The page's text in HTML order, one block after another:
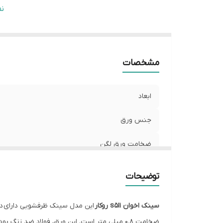
مشخصات
ابعاد
جنس ورق
ضخامت ورق لگن
توضیحات
سینک اخوان s511 روکار